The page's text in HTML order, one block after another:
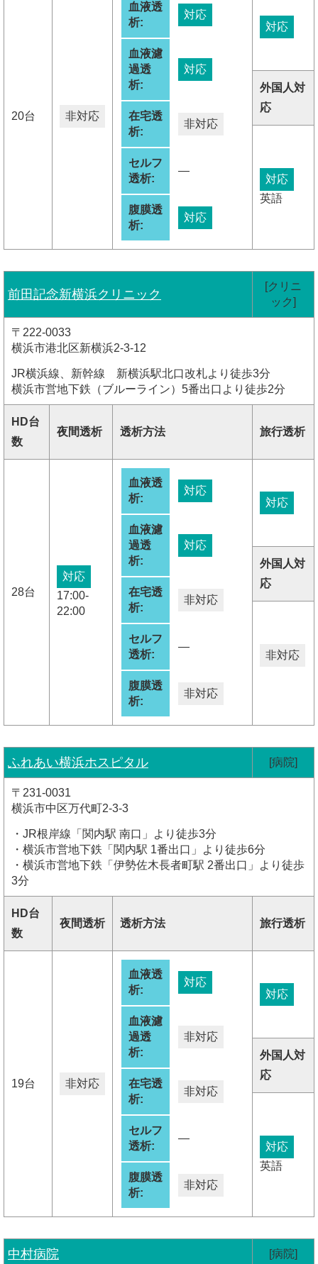
20台 非対応
血液透
析:
対応
血液濾
過透
析:
対応
在宅透
析:
非対応
セルフ
透析:
―
腹膜透
析:
対応
対応
外国人対
応
対応
英語
前田記念新横浜クリニック
[クリニ
ック]
〒222-0033
横浜市港北区新横浜2-3-12
JR横浜線、新幹線 新横浜駅北口改札より徒歩3分
横浜市営地下鉄（ブルーライン）5番出口より徒歩2分
HD台
数
夜間透析 透析方法 旅行透析
28台
対応
17:00-
22:00
血液透
析:
対応
血液濾
過透
析:
対応
在宅透
析:
非対応
セルフ
透析:
―
腹膜透
析:
非対応
対応
外国人対
応
非対応
ふれあい横浜ホスピタル [病院]
〒231-0031
横浜市中区万代町2-3-3
・JR根岸線「関内駅 南口」より徒歩3分
・横浜市営地下鉄「関内駅 1番出口」より徒歩6分
・横浜市営地下鉄「伊勢佐木長者町駅 2番出口」より徒歩
3分
HD台
数
夜間透析 透析方法 旅行透析
19台 非対応
血液透
析:
対応
血液濾
過透
析:
非対応
在宅透
析:
非対応
セルフ
透析:
―
腹膜透
析:
非対応
対応
外国人対
応
対応
英語
中村病院 [病院]